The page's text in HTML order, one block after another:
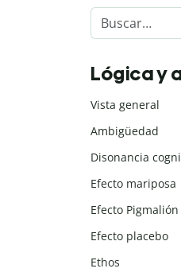
Lógica y
Vista general
Ambigüedad
Disonancia
Efecto mariposa
Efecto Pigmalión
Efecto placebo
Ethos